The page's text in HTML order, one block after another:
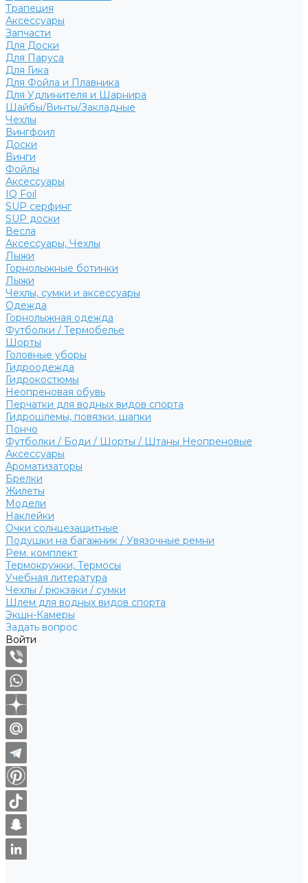
Трапеция
Аксессуары
Запчасти
Для Доски
Для Паруса
Для Гика
Для Фойла и Плавника
Для Удлинителя и Шарнира
Шайбы/Винты/Закладные
Чехлы
Вингфоил
Доски
Винги
Фойлы
Аксессуары
IQ Foil
SUP серфинг
SUP доски
Весла
Аксессуары, Чехлы
Лыжи
Горнолыжные ботинки
Лыжи
Чехлы, сумки и аксессуары
Одежда
Горнолыжная одежда
Футболки / Термобелье
Шорты
Головные уборы
Гидроодежда
Гидрокостюмы
Неопреновая обувь
Перчатки для водных видов спорта
Гидрошлемы, повязки, шапки
Пончо
Футболки / Боди / Шорты / Штаны Неопреновые
Аксессуары
Ароматизаторы
Брелки
Жилеты
Модели
Наклейки
Очки солнцезащитные
Подушки на багажник / Увязочные ремни
Рем. комплект
Термокружки, Термосы
Учебная литература
Чехлы / рюкзаки / сумки
Шлем для водных видов спорта
Экшн-Камеры
Задать вопрос
Войти